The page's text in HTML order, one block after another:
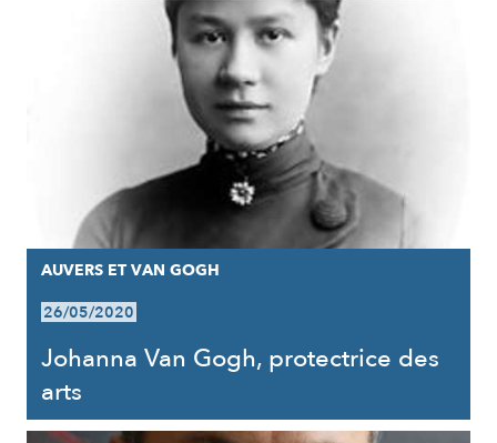
AUVERS ET VAN GOGH
26/05/2020
Johanna Van Gogh, protectrice des
arts